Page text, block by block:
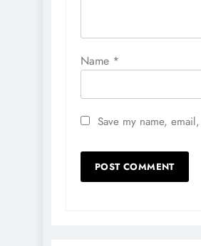
Name *
Save my name,